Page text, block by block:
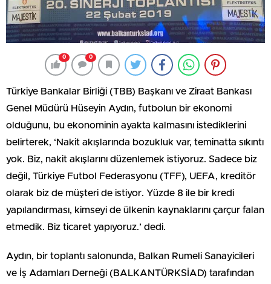
0 0
Türkiye Bankalar Birliği (TBB) Başkanı ve Ziraat Bankası
Genel Müdürü Hüseyin Aydın, futbolun bir ekonomi
olduğunu, bu ekonominin ayakta kalmasını istediklerini
belirterek, ‘Nakit akışlarında bozukluk var, teminatta sıkıntı
yok. Biz, nakit akışlarını düzenlemek istiyoruz. Sadece biz
değil, Türkiye Futbol Federasyonu (TFF), UEFA, kreditör
olarak biz de müşteri de istiyor. Yüzde 8 ile bir kredi
yapılandırması, kimseyi de ülkenin kaynaklarını çarçur falan
etmedik. Biz ticaret yapıyoruz.’ dedi.
Aydın, bir toplantı salonunda, Balkan Rumeli Sanayicileri
ve İş Adamları Derneği (BALKANTÜRKSİAD) tarafından